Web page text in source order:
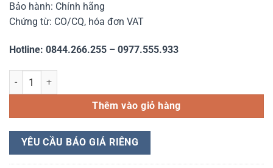
Bảo hành: Chính hãng
Chứng từ: CO/CQ, hóa đơn VAT
Hotline: 0844.266.255 – 0977.555.933
MCB Chint NXB-63 2A 6KA 1P số lượng
Thêm vào giỏ hàng
YÊU CẦU BÁO GIÁ RIÊNG